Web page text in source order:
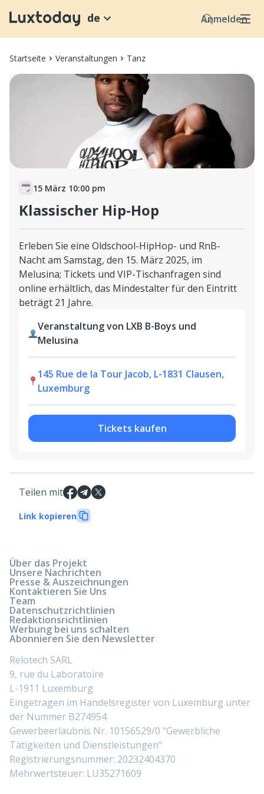
Anmelden
de
Startseite Veranstaltungen Tanz
15 März 10:00 pm
Klassischer Hip-Hop
Erleben Sie eine Oldschool-HipHop- und RnB-
Nacht am Samstag, den 15. März 2025, im
Melusina; Tickets und VIP-Tischanfragen sind
online erhältlich, das Mindestalter für den Eintritt
beträgt 21 Jahre.
Veranstaltung von LXB B-Boys und
Melusina
145 Rue de la Tour Jacob, L-1831 Clausen,
Luxemburg
Tickets kaufen
Teilen mit
Link kopieren
Über das Projekt
Unsere Nachrichten
Presse & Auszeichnungen
Kontaktieren Sie Uns
Team
Datenschutzrichtlinien
Redaktionsrichtlinien
Werbung bei uns schalten
Abonnieren Sie den Newsletter
Relotech SARL
9, rue du Laboratoire
L-1911 Luxemburg
Eingetragen im Handelsregister von Luxemburg unter
der Nummer B274954
Gewerbeerlaubnis Nr. 10156529/0 "Gewerbliche
Tätigkeiten und Dienstleistungen"
Registrierungsnummer: 20232404370
Mehrwertsteuer: LU35271609